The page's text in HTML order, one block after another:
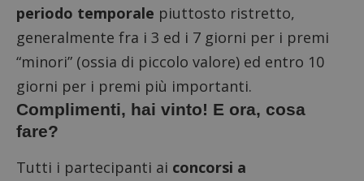
periodo temporale piuttosto ristretto,
generalmente fra i 3 ed i 7 giorni per i premi
“minori” (ossia di piccolo valore) ed entro 10
giorni per i premi più importanti.
Complimenti, hai vinto! E ora, cosa
fare?
Tutti i partecipanti ai concorsi a